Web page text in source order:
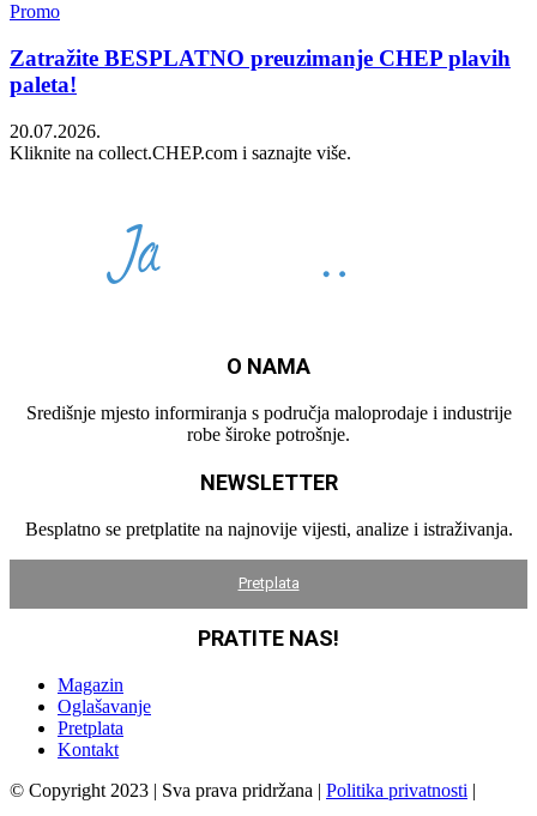
Promo
Zatražite BESPLATNO preuzimanje CHEP plavih
paleta!
20.07.2026.
Kliknite na collect.CHEP.com i saznajte više.
O NAMA
Središnje mjesto informiranja s područja maloprodaje i industrije
robe široke potrošnje.
NEWSLETTER
Besplatno se pretplatite na najnovije vijesti, analize i istraživanja.
Pretplata
PRATITE NAS!
Magazin
Oglašavanje
Pretplata
Kontakt
© Copyright 2023 | Sva prava pridržana | Politika privatnosti |